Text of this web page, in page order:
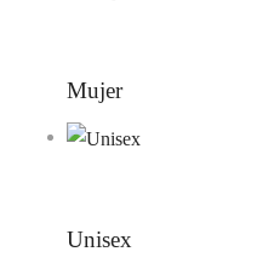
Mujer
Unisex